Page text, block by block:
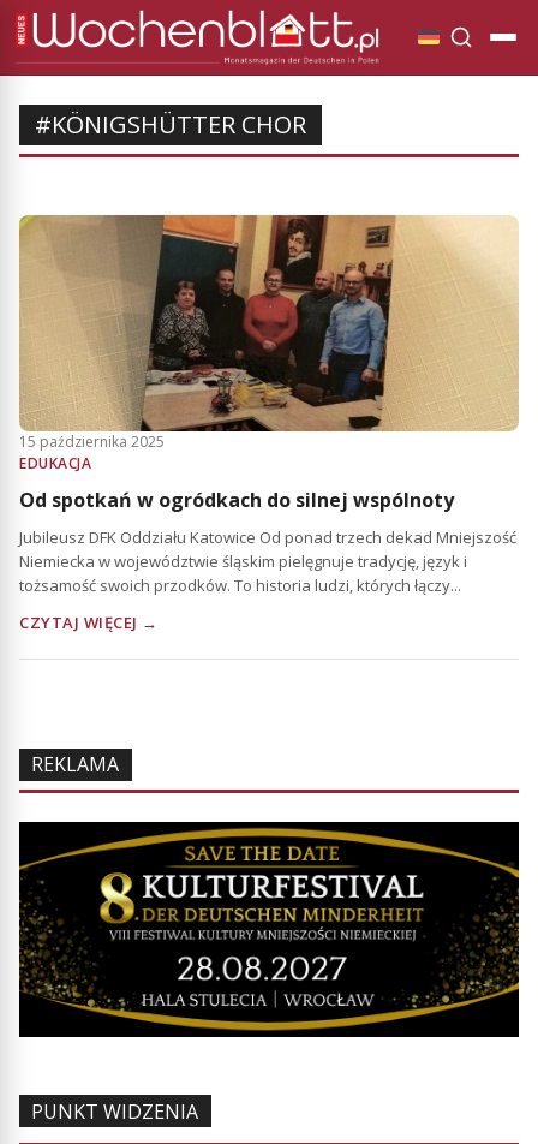
#KÖNIGSHÜTTER CHOR
15 października 2025
EDUKACJA
Od spotkań w ogródkach do silnej wspólnoty
Jubileusz DFK Oddziału Katowice Od ponad trzech dekad Mniejszość
Niemiecka w województwie śląskim pielęgnuje tradycję, język i
tożsamość swoich przodków. To historia ludzi, których łączy...
CZYTAJ WIĘCEJ →
REKLAMA
PUNKT WIDZENIA